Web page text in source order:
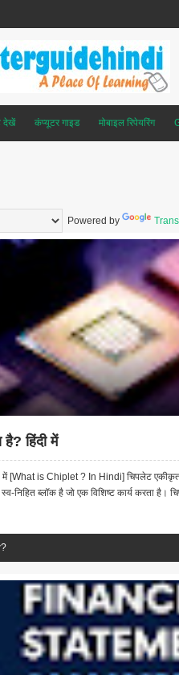
देखें कंप्यूटर गाइड मोबाइल रिपेयरिंग
Powered by
हिंदी में
में [What is Chiplet ? In Hindi] चिपलेट
निहित ब्लॉक है जो एक विशिष्ट कार्य करता है।